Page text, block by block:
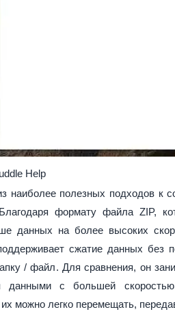
Help
наиболее полезных подходов к
формату файла ZIP,
данных на более высоких
сжатие данных без
/ файл. Для сравнения, он
данными с большей
можно легко перемещать,